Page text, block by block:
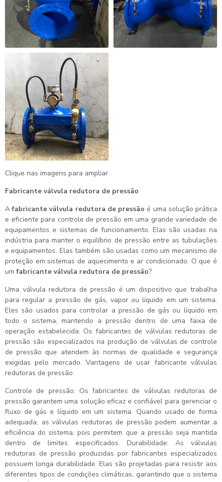
Clique nas imagens para ampliar
Fabricante válvula redutora de pressão
Afabricante válvula redutora de pressão é uma solução prática
e eficiente para controle de pressão em uma grande variedade de
equipamentos e sistemas de funcionamento. Elas são usadas na
indústria para manter o equilíbrio de pressão entre as tubulações
e equipamentos. Elas também são usadas como um mecanismo de
proteção em sistemas de aquecimento e ar condicionado. O que é
umfabricante válvula redutora de pressão?
Uma válvula redutora de pressão é um dispositivo que trabalha
para regular a pressão de gás, vapor ou líquido em um sistema.
Eles são usados para controlar a pressão de gás ou líquido em
todo o sistema, mantendo a pressão dentro de uma faixa de
operação estabelecida. Os fabricantes de válvulas redutoras de
pressão são especializados na produção de válvulas de controle
de pressão que atendem às normas de qualidade e segurança
exigidas pelo mercado. Vantagens de usar fabricante válvulas
redutoras de pressão
Controle de pressão: Os fabricantes de válvulas redutoras de
pressão garantem uma solução eficaz e confiável para gerenciar o
fluxo de gás e líquido em um sistema. Quando usado de forma
adequada, as válvulas redutoras de pressão podem aumentar a
eficiência do sistema, pois permitem que a pressão seja mantida
dentro de limites especificados. Durabilidade: As válvulas
redutoras de pressão produzidas por fabricantes especializados
possuem longa durabilidade. Elas são projetadas para resistir aos
diferentes tipos de condições climáticas, garantindo que o sistema